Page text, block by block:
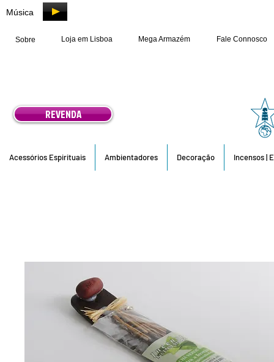
Música
Sobre Loja em Lisboa Mega Armazém Fale Connosco
REVENDA
Acessórios Espirituais Ambientadores Decoração Incensos |